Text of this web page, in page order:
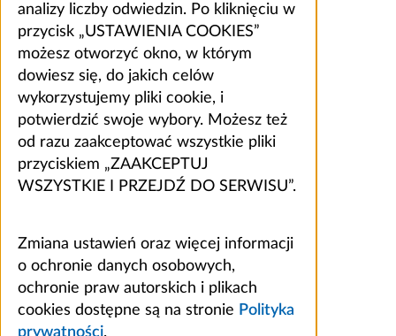
analizy liczby odwiedzin. Po kliknięciu w
przycisk „USTAWIENIA COOKIES”
możesz otworzyć okno, w którym
dowiesz się, do jakich celów
wykorzystujemy pliki cookie, i
potwierdzić swoje wybory. Możesz też
od razu zaakceptować wszystkie pliki
przyciskiem „ZAAKCEPTUJ
WSZYSTKIE I PRZEJDŹ DO SERWISU”.
Zmiana ustawień oraz więcej informacji
o ochronie danych osobowych,
ochronie praw autorskich i plikach
cookies dostępne są na stronie Polityka
prywatności.